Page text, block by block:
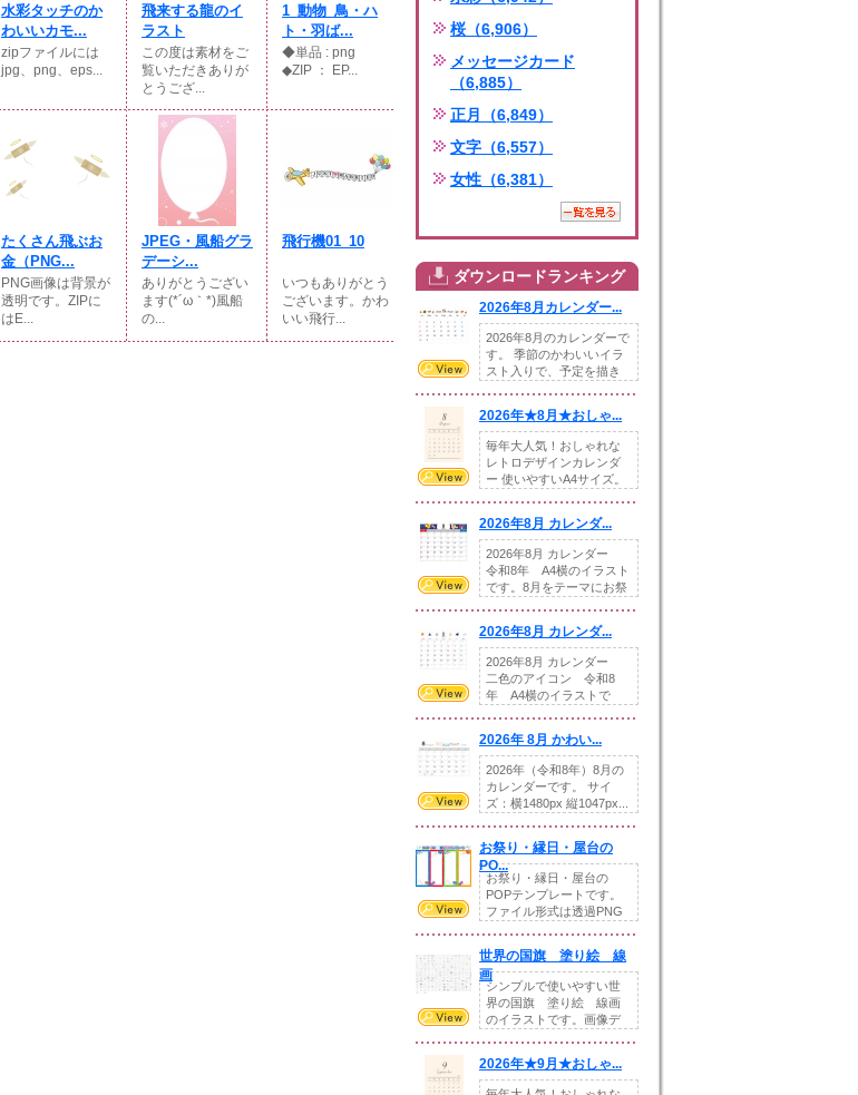
水彩タッチのか
わいいカモ...
zipファイルには
jpg、png、eps...
飛来する龍のイ
ラスト
この度は素材をご
覧いただきありが
とうござ...
1_動物_鳥・ハ
ト・羽ば...
◆単品 : png
◆ZIP ： EP...
たくさん飛ぶお
金（PNG...
PNG画像は背景が
透明です。ZIPに
はE...
JPEG・風船グラ
デーシ...
ありがとうござい
ます(*´ω｀*)風船
の...
飛行機01_10
いつもありがとう
ございます。かわ
いい飛行...
桜（6,906）
メッセージカード
（6,885）
正月（6,849）
文字（6,557）
女性（6,381）
ダウンロードランキング
2026年8月カレンダー...
2026年8月のカレンダーで
す。 季節のかわいいイラ
スト入りで、予定を描き
2026年★8月★おしゃ...
毎年大人気！おしゃれな
レトロデザインカレンダ
ー 使いやすいA4サイズ。
2026年8月 カレンダ...
2026年8月 カレンダー
令和8年 A4横のイラスト
です。8月をテーマにお祭
2026年8月 カレンダ...
2026年8月 カレンダー
二色のアイコン 令和8
年 A4横のイラストで
2026年 8月 かわい...
2026年（令和8年）8月の
カレンダーです。 サイ
ズ：横1480px 縦1047px...
お祭り・縁日・屋台の
PO...
お祭り・縁日・屋台の
POPテンプレートです。
ファイル形式は透過PNG
世界の国旗 塗り絵 線
画
シンプルで使いやすい世
界の国旗 塗り絵 線画
のイラストです。画像デ
2026年★9月★おしゃ...